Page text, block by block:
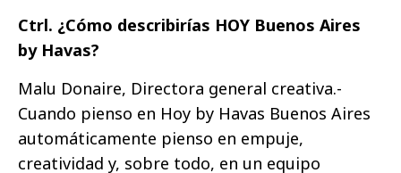
Ctrl. ¿Cómo describirías HOY Buenos Aires
by Havas?
Malu Donaire, Directora general creativa.-
Cuando pienso en Hoy by Havas Buenos Aires
automáticamente pienso en empuje,
creatividad y, sobre todo, en un equipo